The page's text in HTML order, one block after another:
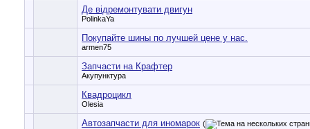
Де відремонтувати двигун
PolinkaYa
Покупайте шины по лучшей цене у нас.
armen75
Запчасти на Крафтер
Акупунктура
Квадроцикл
Olesia
Автозапчасти для иномарок (